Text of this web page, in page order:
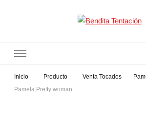
Bendita
Inicio Producto Venta Tocados
Pamela Pretty woman